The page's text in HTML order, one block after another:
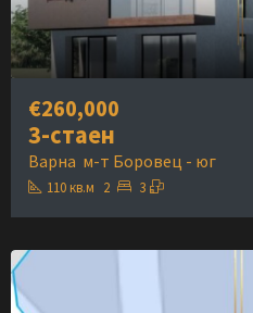
€260,000
3-стаен
Варна м-т Боровец - юг
110 кв.м 2 3